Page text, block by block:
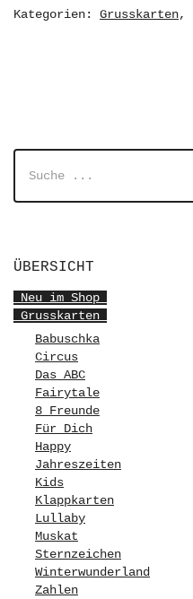
Kategorien: Grusskarten,
ÜBERSICHT
Neu im Shop
Grusskarten
Babuschka
Circus
Das ABC
Fairytale
8 Freunde
Für Dich
Happy
Jahreszeiten
Kids
Klappkarten
Lullaby
Muskat
Sternzeichen
Winterwunderland
Zahlen